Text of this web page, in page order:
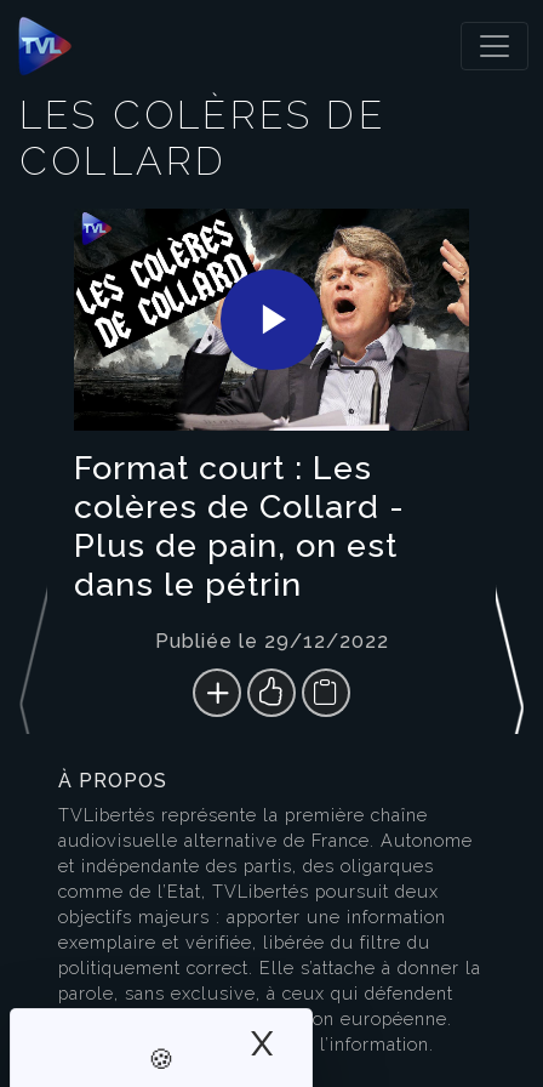
Panneau de gestion des cookies
X Masquer le
LES COLÈRES DE
COLLARD
Play
Video
Format court : Les
colères de Collard -
Plus de pain, on est
dans le pétrin
Publiée le 29/12/2022
À PROPOS
TVLibertés représente la première chaîne
audiovisuelle alternative de France. Autonome
et indépendante des partis, des oligarques
comme de l’Etat, TVLibertés poursuit deux
objectifs majeurs : apporter une information
exemplaire et vérifiée, libérée du filtre du
politiquement correct. Elle s’attache à donner la
parole, sans exclusive, à ceux qui défendent
l’esprit français et la civilisation européenne.
TVLibertés est à la pointe de l’information.